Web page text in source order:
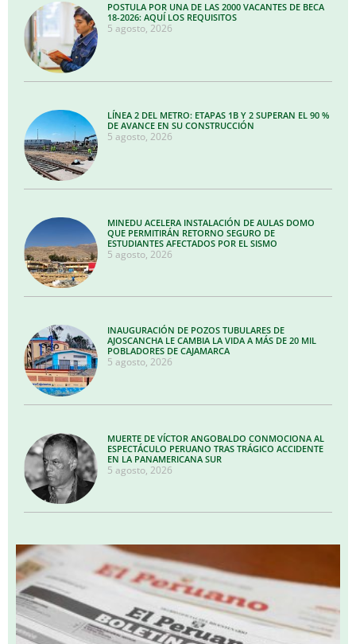
POSTULA POR UNA DE LAS 2000 VACANTES DE BECA
18-2026: AQUÍ LOS REQUISITOS
5 agosto, 2026
LÍNEA 2 DEL METRO: ETAPAS 1B Y 2 SUPERAN EL 90 %
DE AVANCE EN SU CONSTRUCCIÓN
5 agosto, 2026
MINEDU ACELERA INSTALACIÓN DE AULAS DOMO
QUE PERMITIRÁN RETORNO SEGURO DE
ESTUDIANTES AFECTADOS POR EL SISMO
5 agosto, 2026
INAUGURACIÓN DE POZOS TUBULARES DE
AJOSCANCHA LE CAMBIA LA VIDA A MÁS DE 20 MIL
POBLADORES DE CAJAMARCA
5 agosto, 2026
MUERTE DE VÍCTOR ANGOBALDO CONMOCIONA AL
ESPECTÁCULO PERUANO TRAS TRÁGICO ACCIDENTE
EN LA PANAMERICANA SUR
5 agosto, 2026